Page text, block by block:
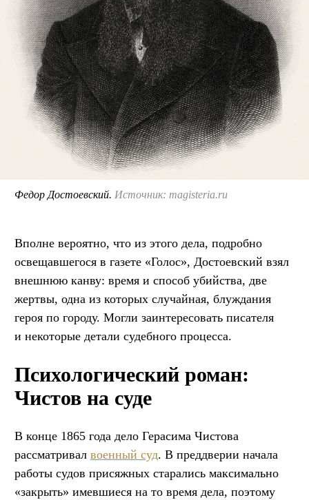
Федор Достоевский. Источник: magisteria.ru
Вполне вероятно, что из этого дела, подробно
освещавшегося в газете «Голос», Достоевский взял
внешнюю канву: время и способ убийства, две
жертвы, одна из которых случайная, блуждания
героя по городу. Могли заинтересовать писателя
и некоторые детали судебного процесса.
Психологический роман:
Чистов на суде
В конце 1865 года дело Герасима Чистова
рассматривал военный суд. В преддверии начала
работы судов присяжных старались максимально
«закрыть» имевшиеся на то время дела, поэтому